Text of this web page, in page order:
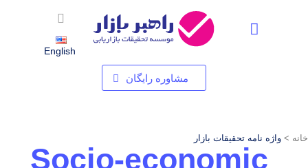
English
مشاوره رایگان
خانه > واژه نامه تحقیقات بازار
Socio-economic